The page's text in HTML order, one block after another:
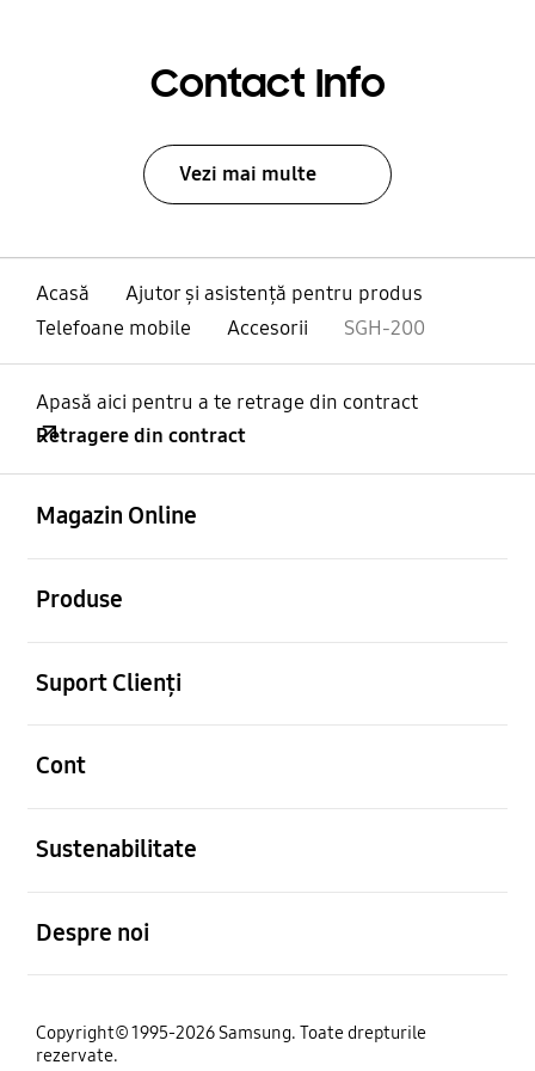
Contact Info
Vezi mai multe
Acasă
Ajutor și asistență pentru produs
Telefoane mobile
Accesorii SGH-200
Apasă aici pentru a te retrage din contract
Retragere din contract
Magazin Online
Produse
Suport Clienți
Cont
Sustenabilitate
Despre noi
Copyright© 1995-2026 Samsung. Toate drepturile
rezervate.